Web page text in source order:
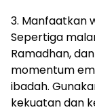
3. Manfaatkan
Sepertiga
Ramadhan,
momentum
ibadah.
kekuatan dan